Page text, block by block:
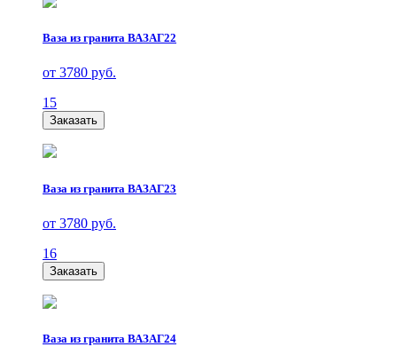
Ваза из гранита ВАЗАГ22
от 3780 руб.
15
Заказать
Ваза из гранита ВАЗАГ23
от 3780 руб.
16
Заказать
Ваза из гранита ВАЗАГ24